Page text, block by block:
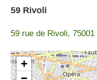
59 Rivoli
59 rue de Rivoli, 75001
+